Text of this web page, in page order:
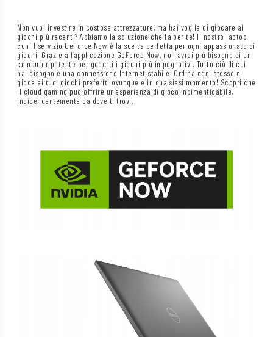
Non vuoi investire in costose attrezzature, ma hai voglia di giocare ai
giochi più recenti? Abbiamo la soluzione che fa per te! Il nostro laptop
con il servizio GeForce Now è la scelta perfetta per ogni appassionato di
giochi. Grazie all’applicazione GeForce Now, non avrai più bisogno di un
computer potente per goderti i giochi più impegnativi. Tutto ciò di cui
hai bisogno è una connessione Internet stabile. Ordina oggi stesso e
gioca ai tuoi giochi preferiti ovunque e in qualsiasi momento! Scopri che
il cloud gaming può offrire un’esperienza di gioco indimenticabile,
indipendentemente da dove ti trovi.